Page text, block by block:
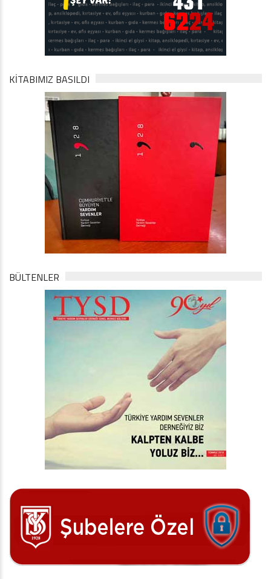
KİTABIMIZ BASILDI
BÜLTENLER